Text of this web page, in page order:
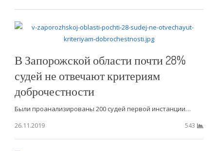
В Запорожской области почти 28%
судей не отвечают критериям
доброчестности
Были проанализированы 200 судей первой инстанции…
26.11.2019
543